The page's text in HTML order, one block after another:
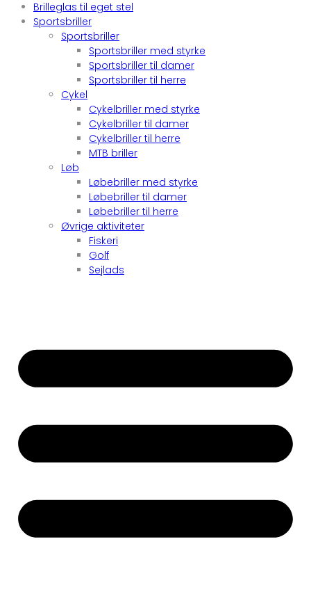
Brilleglas til eget stel
Sportsbriller
Sportsbriller
Sportsbriller med styrke
Sportsbriller til damer
Sportsbriller til herre
Cykel
Cykelbriller med styrke
Cykelbriller til damer
Cykelbriller til herre
MTB briller
Løb
Løbebriller med styrke
Løbebriller til damer
Løbebriller til herre
Øvrige aktiviteter
Fiskeri
Golf
Sejlads